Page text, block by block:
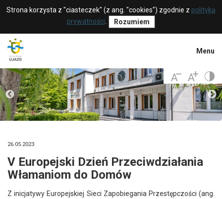
Strona korzysta z "ciasteczek" (z ang. "cookies") zgodnie z polityką
prywatności
Rozumiem
Menu
26.05.2023
V Europejski Dzień Przeciwdziałania
Włamaniom do Domów
Z inicjatywy Europejskiej Sieci Zapobiegania Przestępczości (ang.